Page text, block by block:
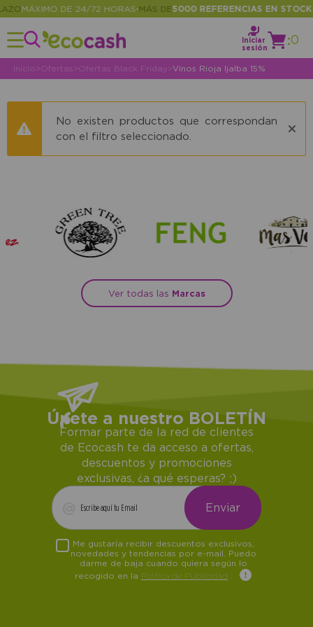
MÁXIMO DE 24/72 HORAS•MÁS DE 5000 REFERENCIAS EN STOCK •
Iniciar
sesión
:0
Inicio>Ofertas >Ofertas Black Friday>Vinos Rioja Ijalba 15%
No existen productos que correspondan
con el filtro seleccionado.
Ver todas las Marcas
Únete a nuestro BOLETÍN
Formar parte de la red de clientes
de Ecocash te da acceso a ofertas,
descuentos y promociones
exclusivas, ¿a qué esperas? ;)
Me gustaría recibir descuentos exclusivos,
novedades y tendencias por e-mail. Puedo
darme de baja cuando quiera según lo
recogido en la Política de Publicidad